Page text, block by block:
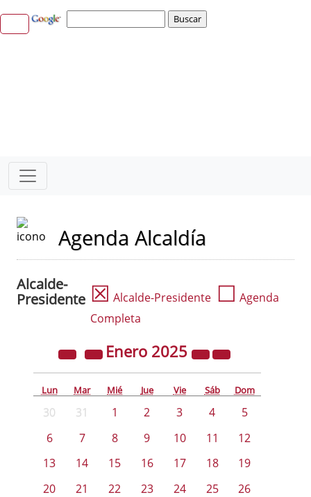
Agenda Alcaldía
Alcalde-
Presidente ☒ Alcalde-Presidente ☐ Agenda
Completa
Enero 2025
Lun Mar Mié Jue Vie Sáb Dom
30 31 1 2 3 4
5
6
7 8 9 10 11
12
13
14 15 16 17 18
19
20
21 22 23 24 25
26